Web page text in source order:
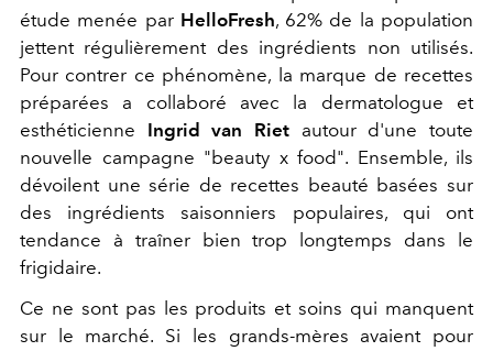
étude menée par HelloFresh, 62% de la population
jettent régulièrement des ingrédients non utilisés.
Pour contrer ce phénomène, la marque de recettes
préparées a collaboré avec la dermatologue et
esthéticienne Ingrid van Riet autour d'une toute
nouvelle campagne "beauty x food". Ensemble, ils
dévoilent une série de recettes beauté basées sur
des ingrédients saisonniers populaires, qui ont
tendance à traîner bien trop longtemps dans le
frigidaire.
Ce ne sont pas les produits et soins qui manquent
sur le marché. Si les grands-mères avaient pour